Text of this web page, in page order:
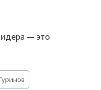
— это